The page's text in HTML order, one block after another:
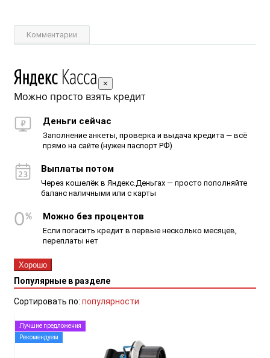
Комментарии
×
Можно просто взять кредит
Деньги сейчас
Заполнение анкеты, проверка и выдача кредита — всё
прямо на сайте (нужен паспорт РФ)
Выплаты потом
Через кошелёк в Яндекс.Деньгах — просто пополняйте
баланс наличными или с карты
Можно без процентов
Если погасить кредит в первые несколько месяцев,
переплаты нет
Хорошо
Популярные в разделе
Сортировать по: популярности
Лучшие предложения
Рекомендуем